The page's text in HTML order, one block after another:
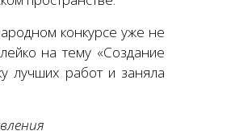
конкурсе уже не
на тему «Создание
лучших работ и заняла